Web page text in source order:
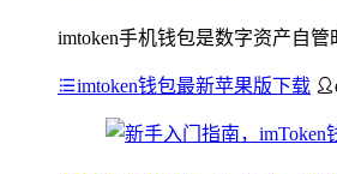
imtoken手机钱包是数字资产自
imtoken钱包最新苹果版下载